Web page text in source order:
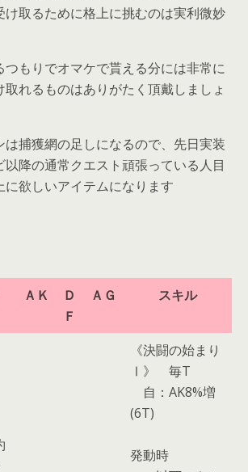
け取るために格上に挑むのは実利微妙
つもりでオマケで貰える分には非常に
れるものはありがたく頂戴しましょ
は捕獲網の足しになるので、先日実装
以降の通常クエスト頑張っている人目
に欲しいアイテムになります
ＡＫ
Ｄ
Ｆ
ＡＧ スキル
《決闘の始まり
Ⅰ》 毎T
自：AK8%増
(6T)
発動時